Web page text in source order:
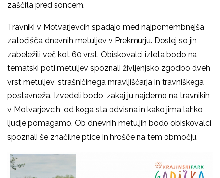
zaščita pred soncem.
Travniki v Motvarjevcih spadajo med najpomembnejša
zatočišča dnevnih metuljev v Prekmurju. Doslej so jih
zabeležili več kot 60 vrst. Obiskovalci izleta bodo na
tematski poti metuljev spoznali življenjsko zgodbo dveh
vrst metuljev: strašničinega mravljiščarja in travniškega
postavneža. Izvedeli bodo, zakaj ju najdemo na travnikih
v Motvarjevcih, od koga sta odvisna in kako jima lahko
ljudje pomagamo. Ob dnevnih metuljih bodo obiskovalci
spoznali še značilne ptice in hrošče na tem območju.